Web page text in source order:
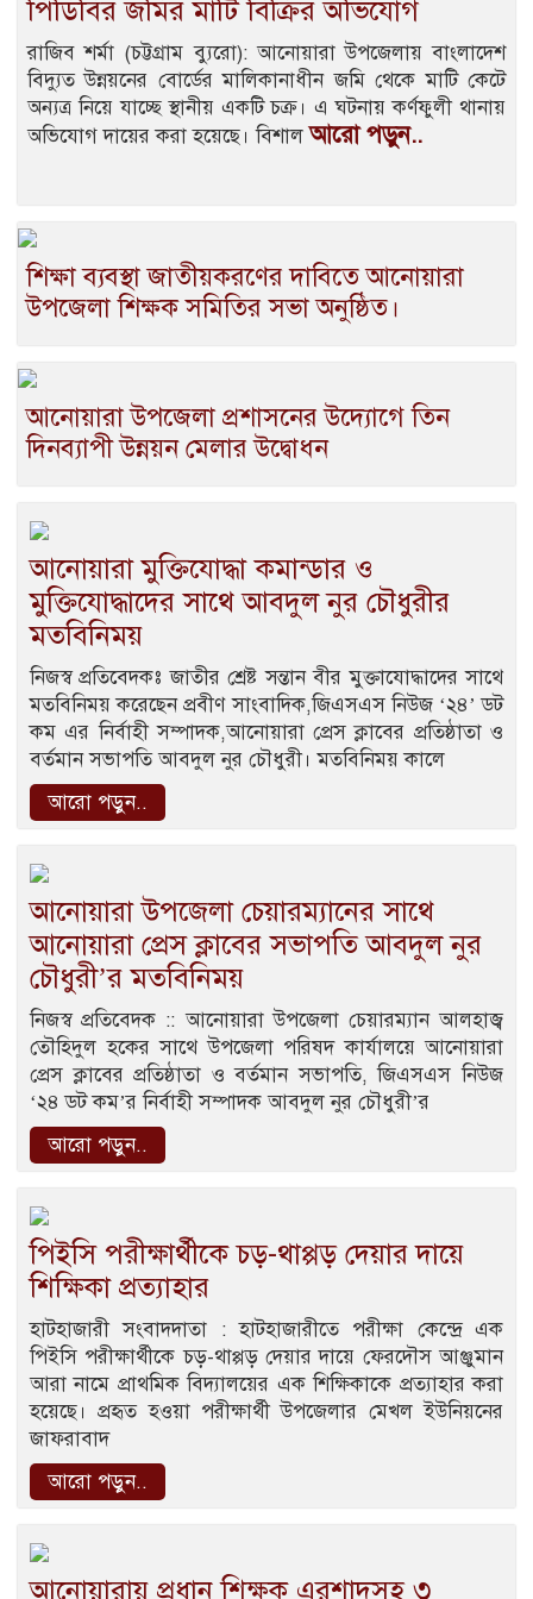
পিডিবির জমির মাটি বিক্রির অভিযোগ
রাজিব শর্মা (চট্টগ্রাম ব্যুরো): আনোয়ারা ‍উপজেলায় বাংলাদেশ
বিদ্যুত উন্নয়নের বোর্ডের মালিকানাধীন জমি থেকে মাটি কেটে
অন্যত্র নিয়ে যাচ্ছে স্থানীয় একটি চক্র। এ ঘটনায় কর্ণফুলী থানায়
অভিযোগ দায়ের করা হয়েছে। বিশালআরো পড়ুন..
শিক্ষা ব্যবস্থা জাতীয়করণের দাবিতে আনোয়ারা
উপজেলা শিক্ষক সমিতির সভা অনুষ্ঠিত।
আনোয়ারা উপজেলা প্রশাসনের উদ্যোগে তিন
দিনব্যাপী উন্নয়ন মেলার উদ্বোধন
আনোয়ারা মুক্তিযোদ্ধা কমান্ডার ও
মুক্তিযোদ্ধাদের সাথে আবদুল নুর চৌধুরীর
মতবিনিময়
নিজস্ব প্রতিবেদকঃ জাতীর শ্রেষ্ট সন্তান বীর মুক্তাযোদ্ধাদের সাথে
মতবিনিময় করেছেন প্রবীণ সাংবাদিক,জিএসএস নিউজ ‘২৪’ ডট
কম এর নির্বাহী সম্পাদক,আনোয়ারা প্রেস ক্লাবের প্রতিষ্ঠাতা ও
বর্তমান সভাপতি আবদুল নুর চৌধুরী। মতবিনিময় কালে
আরো পড়ুন..
আনোয়ারা উপজেলা চেয়ারম্যানের সাথে
আনোয়ারা প্রেস ক্লাবের সভাপতি আবদুল নুর
চৌধুরী’র মতবিনিময়
নিজস্ব প্রতিবেদক :: আনোয়ারা উপজেলা চেয়ারম্যান আলহাজ্ব
তৌহিদুল হকের সাথে উপজেলা পরিষদ কার্যালয়ে আনোয়ারা
প্রেস ক্লাবের প্রতিষ্ঠাতা ও বর্তমান সভাপতি, জিএসএস নিউজ
‘২৪ ডট কম’র নির্বাহী সম্পাদক আবদুল নুর চৌধুরী’র
আরো পড়ুন..
পিইসি পরীক্ষার্থীকে চড়-থাপ্পড় দেয়ার দায়ে
শিক্ষিকা প্রত্যাহার
হাটহাজারী সংবাদদাতা : হাটহাজারীতে পরীক্ষা কেন্দ্রে এক
পিইসি পরীক্ষার্থীকে চড়-থাপ্পড় দেয়ার দায়ে ফেরদৌস আঞ্জুমান
আরা নামে প্রাথমিক বিদ্যালয়ের এক শিক্ষিকাকে প্রত্যাহার করা
হয়েছে। প্রহৃত হওয়া পরীক্ষার্থী উপজেলার মেখল ইউনিয়নের
জাফরাবাদ
আরো পড়ুন..
আনোয়ারায় প্রধান শিক্ষক এরশাদসহ ৩